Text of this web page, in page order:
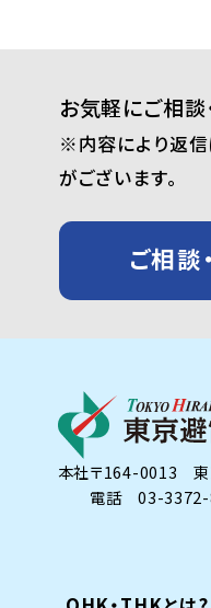
お気軽にご相談
※内容により返
がございます。
ご相談
本社〒164-0013 東
電話 03-3372-